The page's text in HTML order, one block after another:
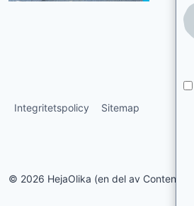
Integritetspolicy Sitemap
© 2026 HejaOlika (en del av